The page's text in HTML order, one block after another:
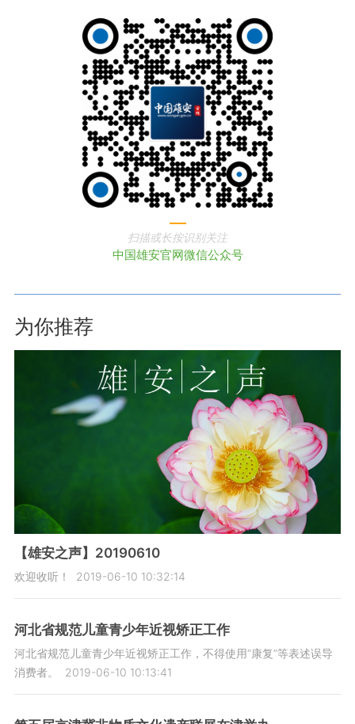
扫描或长按识别关注
中国雄安官网微信公众号
为你推荐
【雄安之声】20190610
欢迎收听！ 2019-06-10 10:32:14
河北省规范儿童青少年近视矫正工作
河北省规范儿童青少年近视矫正工作，不得使用“康复”等表述误导
消费者。
2019-06-10 10:13:41